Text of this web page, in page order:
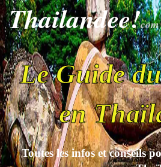
Thailandee!com
Le Guide
en
Toutes les infos et conseils